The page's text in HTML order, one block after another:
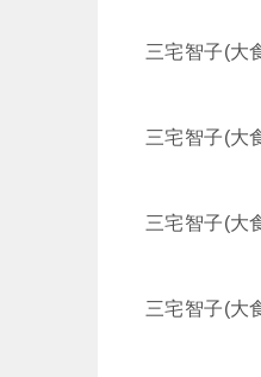
三宅智子(大
三宅智子(大
三宅智子(大
三宅智子(大